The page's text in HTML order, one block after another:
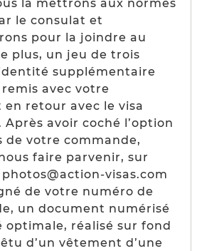
la mettrons aux normes
le consulat et
pour la joindre au
plus, un jeu de trois
supplémentaire
avec votre
en retour avec le visa
Après avoir coché l’option
de votre commande,
faire parvenir, sur
photos@action-visas.com
de votre numéro de
un document numérisé
optimale, réalisé sur fond
d’un vêtement d’une